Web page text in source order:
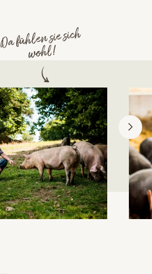
Da fühlen sie sich
wohl!